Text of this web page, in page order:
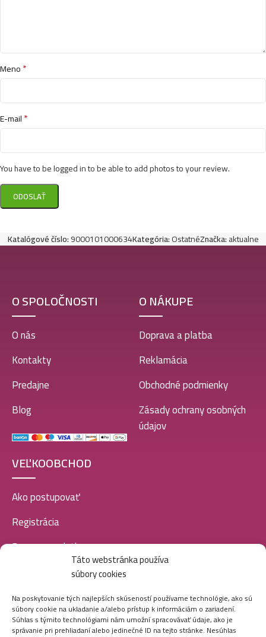
Táto webstránka používa
súbory cookies
Na poskytovanie tých najlepších skúseností používame technológie, ako sú
súbory cookie na ukladanie a/alebo prístup k informáciám o zariadení.
Súhlas s týmito technológiami nám umožní spracovávať údaje, ako je
správanie pri prehliadaní alebo jedinečné ID na tejto stránke. Nesúhlas
Meno*
E-mail*
You have to be logged in to be able to add photos to your review.
Katalógové číslo:9000101000634Kategória:OstatnéZnačka:aktualne
O SPOLOČNOSTI
O nás
Kontakty
Predajne
Blog
O NÁKUPE
Doprava a platba
Reklamácia
Obchodné podmienky
Zásady ochrany osobných
údajov
VEĽKOOBCHOD
Ako postupovať
Registrácia
Doprava a platba
SOCIÁLNE SIETE